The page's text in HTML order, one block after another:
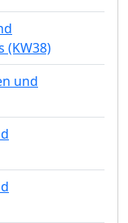
(KW38)
und